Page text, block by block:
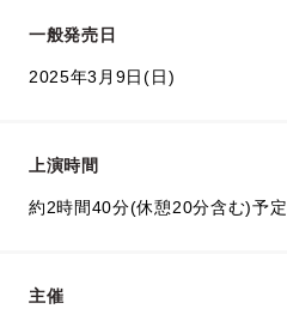
一般発売日
2025年3月9日(日)
上演時間
約2時間40分(休憩20分含む)予定
主催